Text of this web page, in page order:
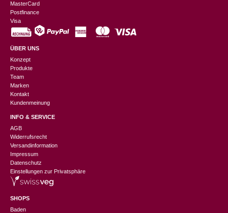
MasterCard
Postfinance
Visa
ÜBER UNS
Konzept
Produkte
Team
Marken
Kontakt
Kundenmeinung
INFO & SERVICE
AGB
Widerrufsrecht
Versandinformation
Impressum
Datenschutz
Einstellungen zur Privatsphäre
SHOPS
Baden